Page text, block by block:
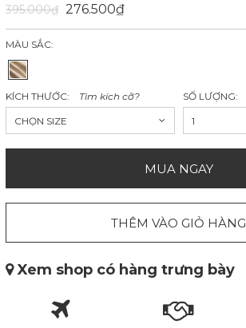
395.000₫ 276.500₫
MÀU SẮC:
KÍCH THƯỚC: Tìm kích cỡ?
CHỌN SIZE
SỐ LƯỢNG:
1
MUA NGAY
THÊM VÀO GIỎ HÀNG
Xem shop có hàng trưng bày